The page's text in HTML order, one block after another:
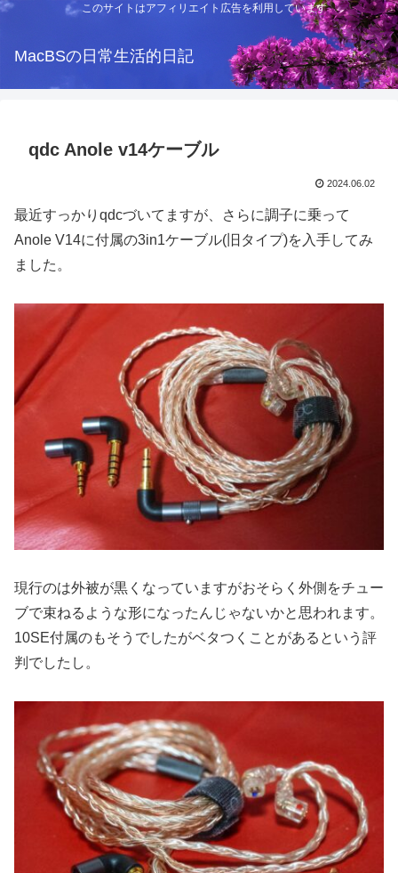
このサイトはアフィリエイト広告を利用しています
MacBSの日常生活的日記
qdc Anole v14ケーブル
2024.06.02
最近すっかりqdcづいてますが、さらに調子に乗って
Anole V14に付属の3in1ケーブル(旧タイプ)を入手してみ
ました。
現行のは外被が黒くなっていますがおそらく外側をチュー
ブで束ねるような形になったんじゃないかと思われます。
10SE付属のもそうでしたがベタつくことがあるという評
判でしたし。